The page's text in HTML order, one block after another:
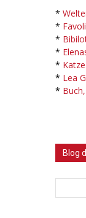
*
*
*
*
*
* Lea
*
Blog